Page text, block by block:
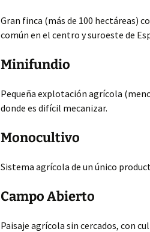
Gran finca (más de 100 hectáreas)
común en el centro y suroeste de
Minifundio
Pequeña explotación agrícola
donde es difícil mecanizar.
Monocultivo
Sistema agrícola de un único
Campo Abierto
Paisaje agrícola sin cercados, con